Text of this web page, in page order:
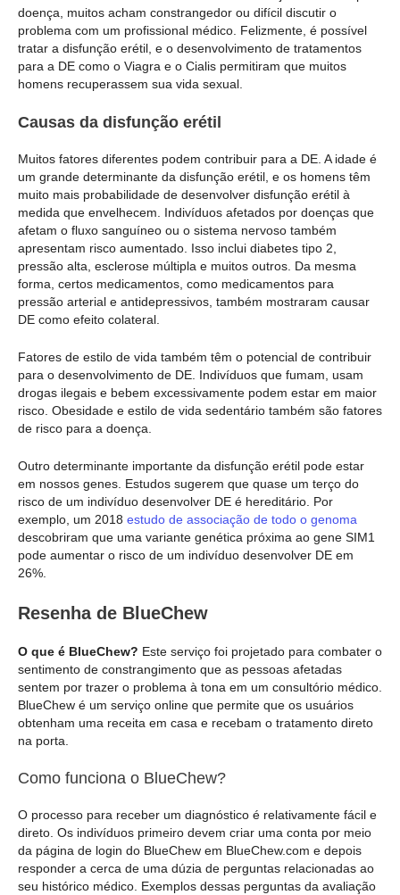
doença, muitos acham constrangedor ou difícil discutir o
problema com um profissional médico. Felizmente, é possível
tratar a disfunção erétil, e o desenvolvimento de tratamentos
para a DE como o Viagra e o Cialis permitiram que muitos
homens recuperassem sua vida sexual.
Causas da disfunção erétil
Muitos fatores diferentes podem contribuir para a DE. A idade é
um grande determinante da disfunção erétil, e os homens têm
muito mais probabilidade de desenvolver disfunção erétil à
medida que envelhecem. Indivíduos afetados por doenças que
afetam o fluxo sanguíneo ou o sistema nervoso também
apresentam risco aumentado. Isso inclui diabetes tipo 2,
pressão alta, esclerose múltipla e muitos outros. Da mesma
forma, certos medicamentos, como medicamentos para
pressão arterial e antidepressivos, também mostraram causar
DE como efeito colateral.
Fatores de estilo de vida também têm o potencial de contribuir
para o desenvolvimento de DE. Indivíduos que fumam, usam
drogas ilegais e bebem excessivamente podem estar em maior
risco. Obesidade e estilo de vida sedentário também são fatores
de risco para a doença.
Outro determinante importante da disfunção erétil pode estar
em nossos genes. Estudos sugerem que quase um terço do
risco de um indivíduo desenvolver DE é hereditário. Por
exemplo, um 2018 estudo de associação de todo o genoma
descobriram que uma variante genética próxima ao gene SIM1
pode aumentar o risco de um indivíduo desenvolver DE em
26%.
Resenha de BlueChew
O que é BlueChew? Este serviço foi projetado para combater o
sentimento de constrangimento que as pessoas afetadas
sentem por trazer o problema à tona em um consultório médico.
BlueChew é um serviço online que permite que os usuários
obtenham uma receita em casa e recebam o tratamento direto
na porta.
Como funciona o BlueChew?
O processo para receber um diagnóstico é relativamente fácil e
direto. Os indivíduos primeiro devem criar uma conta por meio
da página de login do BlueChew em BlueChew.com e depois
responder a cerca de uma dúzia de perguntas relacionadas ao
seu histórico médico. Exemplos dessas perguntas da avaliação